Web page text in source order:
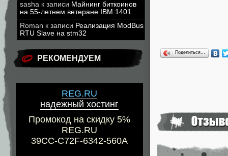
sasha к записи Майнинг биткоинов
на 55-летнем ветеране IBM 1401
Roman к записи Реализация ModBus
RTU Slave на stm32
РЕКОМЕНДУЕМ
REG.RU
надежный хостинг
Промокод на скидку 5%
REG.RU
39CC-C72F-6342-560A
Поделиться…